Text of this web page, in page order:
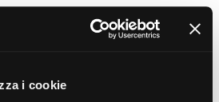
i cookie